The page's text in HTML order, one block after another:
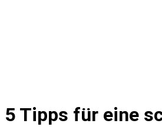
5 Tipps für eine